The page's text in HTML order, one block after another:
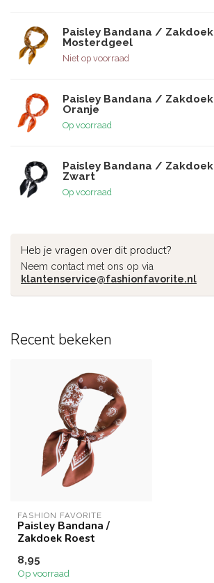
Paisley Bandana / Zakdoek
Mosterdgeel
Niet op voorraad
Paisley Bandana / Zakdoek
Oranje
Op voorraad
Paisley Bandana / Zakdoek
Zwart
Op voorraad
Heb je vragen over dit product?
Neem contact met ons op via
klantenservice@fashionfavorite.nl
Recent bekeken
FASHION FAVORITE
Paisley Bandana /
Zakdoek Roest
8,95
Op voorraad